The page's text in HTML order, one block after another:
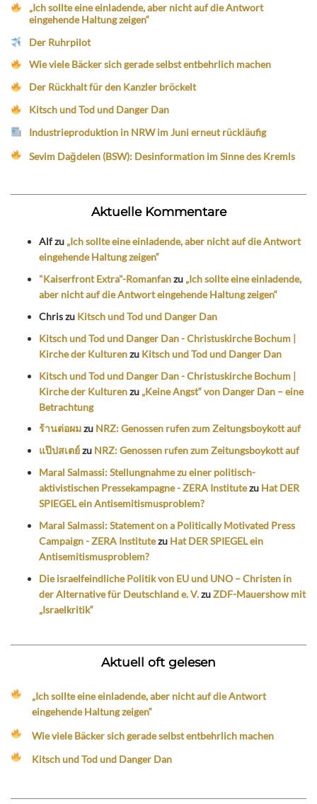
„Ich sollte eine einladende, aber nicht auf die Antwort
eingehende Haltung zeigen“
Der Ruhrpilot
Wie viele Bäcker sich gerade selbst entbehrlich machen
Der Rückhalt für den Kanzler bröckelt
Kitsch und Tod und Danger Dan
Industrieproduktion in NRW im Juni erneut rückläufig
Sevim Dağdelen (BSW): Desinformation im Sinne des Kremls
Aktuelle Kommentare
Alfzu „Ich sollte eine einladende, aber nicht auf die Antwort
eingehende Haltung zeigen“
"Kaiserfront Extra"-Romanfanzu „Ich sollte eine einladende,
aber nicht auf die Antwort eingehende Haltung zeigen“
Chriszu Kitsch und Tod und Danger Dan
Kitsch und Tod und Danger Dan - Christuskirche Bochum |
Kirche der Kulturenzu Kitsch und Tod und Danger Dan
Kitsch und Tod und Danger Dan - Christuskirche Bochum |
Kirche der Kulturenzu „Keine Angst“ von Danger Dan – eine
Betrachtung
ร้านต่อผมzu NRZ: Genossen rufen zum Zeitungsboykott auf
แป๊ปสเตย์zu NRZ: Genossen rufen zum Zeitungsboykott auf
Maral Salmassi: Stellungnahme zu einer politisch-
aktivistischen Pressekampagne - ZERA Institutezu Hat DER
SPIEGEL ein Antisemitismusproblem?
Maral Salmassi: Statement on a Politically Motivated Press
Campaign - ZERA Institutezu Hat DER SPIEGEL ein
Antisemitismusproblem?
Die israelfeindliche Politik von EU und UNO – Christen in
der Alternative für Deutschland e. V.zuZDF-Mauershow mit
„Israelkritik“
Aktuell oft gelesen
„Ich sollte eine einladende, aber nicht auf die Antwort
eingehende Haltung zeigen“
Wie viele Bäcker sich gerade selbst entbehrlich machen
Kitsch und Tod und Danger Dan